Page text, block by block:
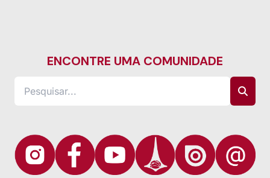
ENCONTRE UMA COMUNIDADE